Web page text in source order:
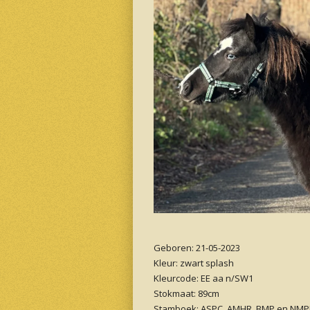
Geboren: 21-05-2023
Kleur: zwart splash
Kleurcode: EE aa n/SW1
Stokmaat: 89cm